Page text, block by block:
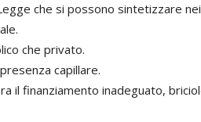
che si possono sintetizzare
che privato.
capillare.
il finanziamento inadeguato,